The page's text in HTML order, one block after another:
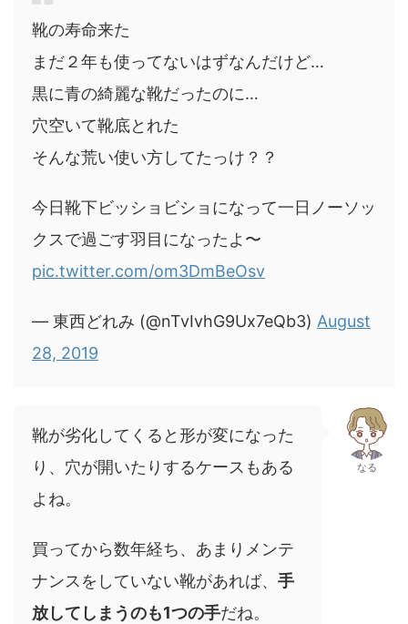
靴の寿命来た
まだ２年も使ってないはずなんだけど…
黒に青の綺麗な靴だったのに…
穴空いて靴底とれた
そんな荒い使い方してたっけ？？
今日靴下ビッショビショになって一日ノーソッ
クスで過ごす羽目になったよ〜
pic.twitter.com/om3DmBeOsv
— 東西どれみ (@nTvIvhG9Ux7eQb3) August
28, 2019
靴が劣化してくると形が変になった
り、穴が開いたりするケースもある
よね。
買ってから数年経ち、あまりメンテ
ナンスをしていない靴があれば、 手
放してしまうのも1つの手だね。
なる